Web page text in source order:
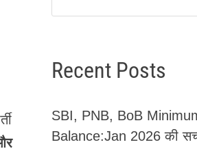
Recent Posts
SBI, PNB, BoB
Balance:Jan 2026 की